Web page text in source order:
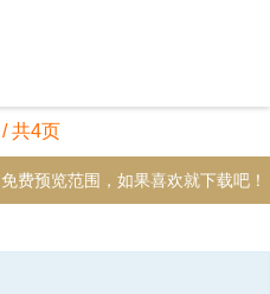
共4页
费预览范围，如果喜欢就下载吧！